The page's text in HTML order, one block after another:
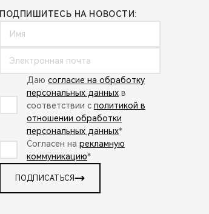
ПОДПИШИТЕСЬ НА НОВОСТИ:
Даю согласие на обработку
персональных данных в
соответствии с политикой в
отношении обработки
персональных данных*
Согласен на рекламную
коммуникацию*
ПОДПИСАТЬСЯ